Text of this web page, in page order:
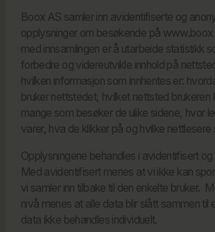
Boox AS samler inn avidentifiserte og
opplysninger om besøkende på
med innsamlingen er å utarbeide statistikk
forbedre og videreutvikle innhold på
hvilken informasjon som innhentes er:
bruker nettstedet, hvilket nettsted
mange som besøker de ulike sidene, hvor
varer, hva de klikker på og hvilke
Opplysningene behandles i avidentifisert
Med avidentifisert menes at vi ikke kan
vi samler inn tilbake til den enkelte bruker.
nivå menes at alle data blir slått sammen til
data ikke behandles individuelt.